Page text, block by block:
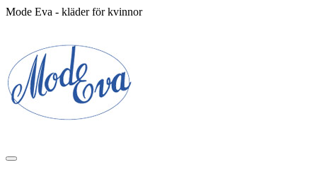
Mode Eva - kläder för kvinnor